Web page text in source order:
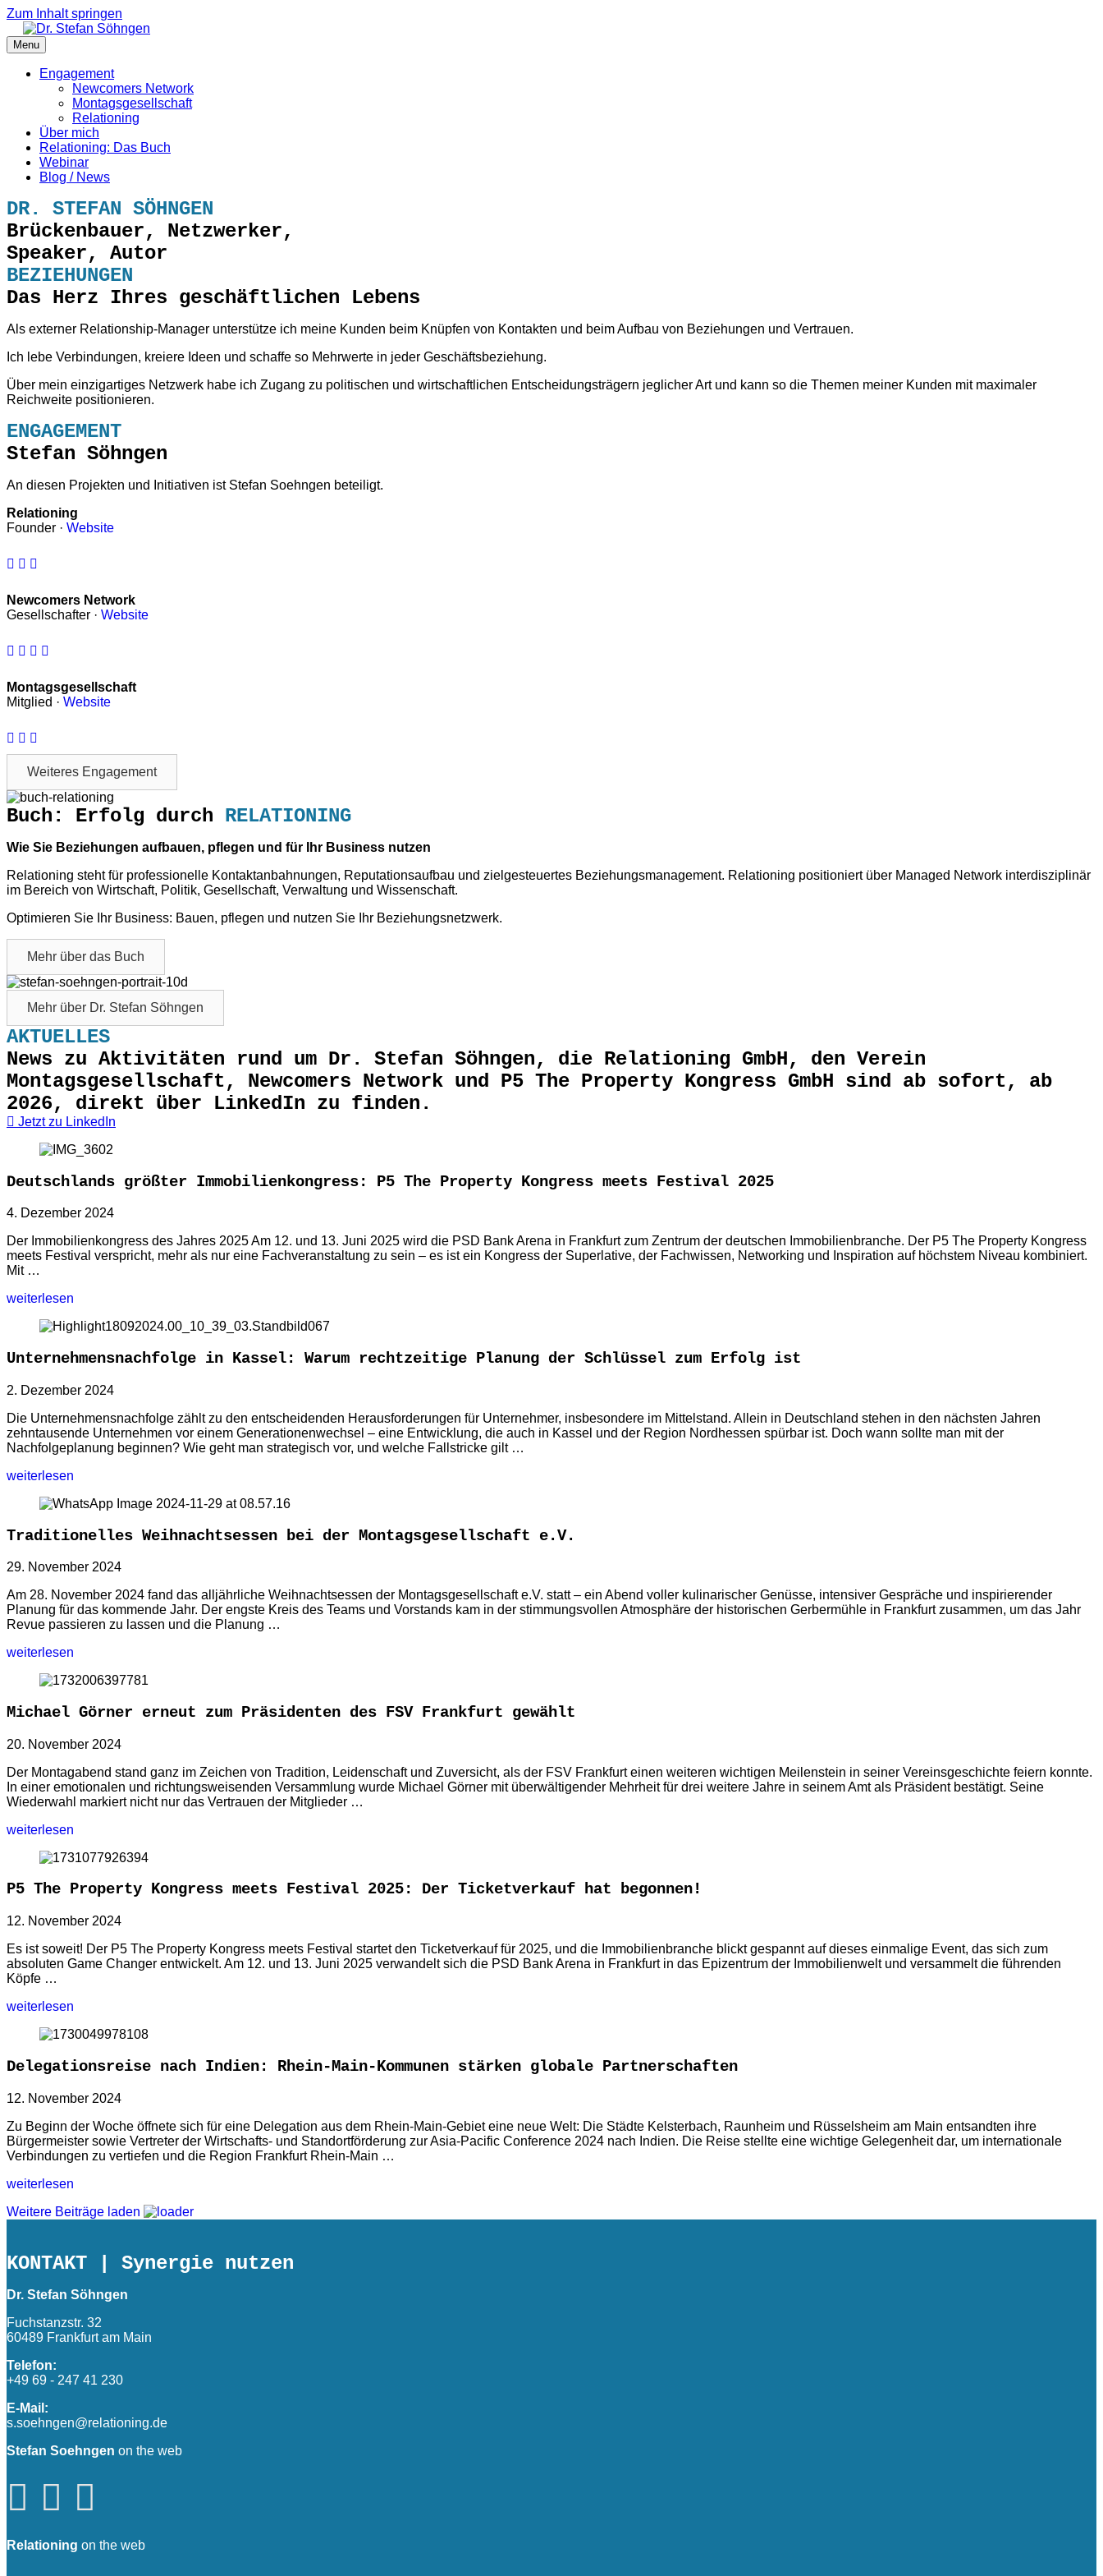
Zum Inhalt springen
Menu
Engagement
Newcomers Network
Montagsgesellschaft
Relationing
Über mich
Relationing: Das Buch
Webinar
Blog / News
DR. STEFAN SÖHNGEN
Brückenbauer, Netzwerker,
Speaker, Autor
BEZIEHUNGEN
Das Herz Ihres geschäftlichen Lebens
Als externer Relationship-Manager unterstütze ich meine Kunden beim Knüpfen von Kontakten und beim Aufbau von Beziehungen und Vertrauen.
Ich lebe Verbindungen, kreiere Ideen und schaffe so Mehrwerte in jeder Geschäftsbeziehung.
Über mein einzigartiges Netzwerk habe ich Zugang zu politischen und wirtschaftlichen Entscheidungsträgern jeglicher Art und kann so die Themen meiner Kunden mit maximaler
Reichweite positionieren.
ENGAGEMENT
Stefan Söhngen
An diesen Projekten und Initiativen ist Stefan Soehngen beteiligt.
Relationing
Founder · Website
Newcomers Network
Gesellschafter · Website
Montagsgesellschaft
Mitglied · Website
Weiteres Engagement
Buch: Erfolg durch RELATIONING
Wie Sie Beziehungen aufbauen, pflegen und für Ihr Business nutzen
Relationing steht für professionelle Kontaktanbahnungen, Reputationsaufbau und zielgesteuertes Beziehungsmanagement. Relationing positioniert über Managed Network interdisziplinär
im Bereich von Wirtschaft, Politik, Gesellschaft, Verwaltung und Wissenschaft.
Optimieren Sie Ihr Business: Bauen, pflegen und nutzen Sie Ihr Beziehungsnetzwerk.
Mehr über das Buch
Mehr über Dr. Stefan Söhngen
AKTUELLES
News zu Aktivitäten rund um Dr. Stefan Söhngen, die Relationing GmbH, den Verein
Montagsgesellschaft, Newcomers Network und P5 The Property Kongress GmbH sind ab sofort, ab
2026, direkt über LinkedIn zu finden.
Jetzt zu LinkedIn
Deutschlands größter Immobilienkongress: P5 The Property Kongress meets Festival 2025
4. Dezember 2024
Der Immobilienkongress des Jahres 2025 Am 12. und 13. Juni 2025 wird die PSD Bank Arena in Frankfurt zum Zentrum der deutschen Immobilienbranche. Der P5 The Property Kongress
meets Festival verspricht, mehr als nur eine Fachveranstaltung zu sein – es ist ein Kongress der Superlative, der Fachwissen, Networking und Inspiration auf höchstem Niveau kombiniert.
Mit …
weiterlesen
Unternehmensnachfolge in Kassel: Warum rechtzeitige Planung der Schlüssel zum Erfolg ist
2. Dezember 2024
Die Unternehmensnachfolge zählt zu den entscheidenden Herausforderungen für Unternehmer, insbesondere im Mittelstand. Allein in Deutschland stehen in den nächsten Jahren
zehntausende Unternehmen vor einem Generationenwechsel – eine Entwicklung, die auch in Kassel und der Region Nordhessen spürbar ist. Doch wann sollte man mit der
Nachfolgeplanung beginnen? Wie geht man strategisch vor, und welche Fallstricke gilt …
weiterlesen
Traditionelles Weihnachtsessen bei der Montagsgesellschaft e.V.
29. November 2024
Am 28. November 2024 fand das alljährliche Weihnachtsessen der Montagsgesellschaft e.V. statt – ein Abend voller kulinarischer Genüsse, intensiver Gespräche und inspirierender
Planung für das kommende Jahr. Der engste Kreis des Teams und Vorstands kam in der stimmungsvollen Atmosphäre der historischen Gerbermühle in Frankfurt zusammen, um das Jahr
Revue passieren zu lassen und die Planung …
weiterlesen
Michael Görner erneut zum Präsidenten des FSV Frankfurt gewählt
20. November 2024
Der Montagabend stand ganz im Zeichen von Tradition, Leidenschaft und Zuversicht, als der FSV Frankfurt einen weiteren wichtigen Meilenstein in seiner Vereinsgeschichte feiern konnte.
In einer emotionalen und richtungsweisenden Versammlung wurde Michael Görner mit überwältigender Mehrheit für drei weitere Jahre in seinem Amt als Präsident bestätigt. Seine
Wiederwahl markiert nicht nur das Vertrauen der Mitglieder …
weiterlesen
P5 The Property Kongress meets Festival 2025: Der Ticketverkauf hat begonnen!
12. November 2024
Es ist soweit! Der P5 The Property Kongress meets Festival startet den Ticketverkauf für 2025, und die Immobilienbranche blickt gespannt auf dieses einmalige Event, das sich zum
absoluten Game Changer entwickelt. Am 12. und 13. Juni 2025 verwandelt sich die PSD Bank Arena in Frankfurt in das Epizentrum der Immobilienwelt und versammelt die führenden
Köpfe …
weiterlesen
Delegationsreise nach Indien: Rhein-Main-Kommunen stärken globale Partnerschaften
12. November 2024
Zu Beginn der Woche öffnete sich für eine Delegation aus dem Rhein-Main-Gebiet eine neue Welt: Die Städte Kelsterbach, Raunheim und Rüsselsheim am Main entsandten ihre
Bürgermeister sowie Vertreter der Wirtschafts- und Standortförderung zur Asia-Pacific Conference 2024 nach Indien. Die Reise stellte eine wichtige Gelegenheit dar, um internationale
Verbindungen zu vertiefen und die Region Frankfurt Rhein-Main …
weiterlesen
Weitere Beiträge laden
KONTAKT | Synergie nutzen
Dr. Stefan Söhngen
Fuchstanzstr. 32
60489 Frankfurt am Main
Telefon:
+49 69 - 247 41 230
E-Mail:
s.soehngen@relationing.de
Stefan Soehngen on the web
Relationing on the web